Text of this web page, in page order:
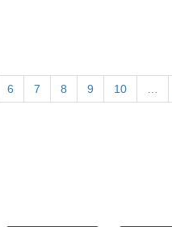
6 7 8 9 10 …